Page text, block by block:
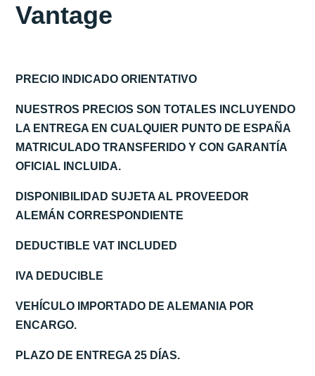
Vantage
PRECIO INDICADO ORIENTATIVO
NUESTROS PRECIOS SON TOTALES INCLUYENDO
LA ENTREGA EN CUALQUIER PUNTO DE ESPAÑA
MATRICULADO TRANSFERIDO Y CON GARANTÍA
OFICIAL INCLUIDA.
DISPONIBILIDAD SUJETA AL PROVEEDOR
ALEMÁN CORRESPONDIENTE
DEDUCTIBLE VAT INCLUDED
IVA DEDUCIBLE
VEHÍCULO IMPORTADO DE ALEMANIA POR
ENCARGO.
PLAZO DE ENTREGA 25 DÍAS.